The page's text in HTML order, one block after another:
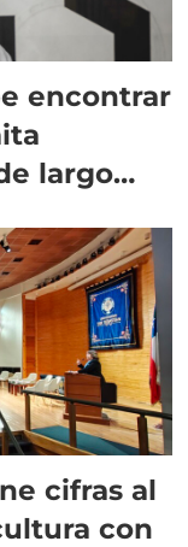
encontrar
largo
cifras al
con